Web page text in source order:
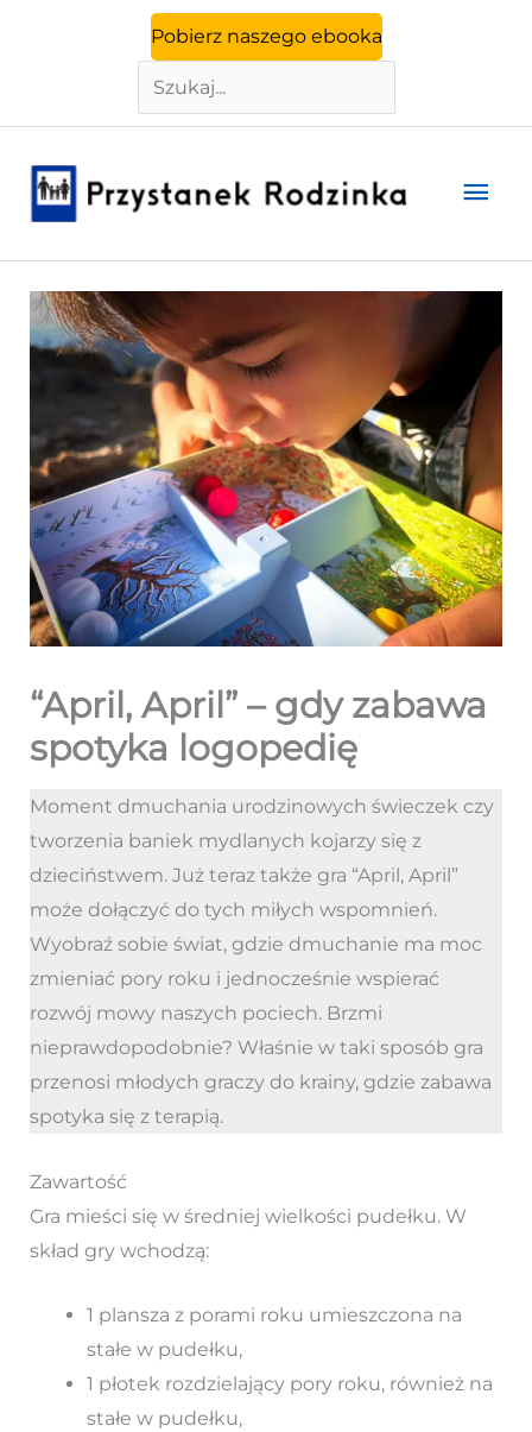
Pobierz naszego ebooka
Szukaj
“April, April” – gdy zabawa
spotyka logopedię
Moment dmuchania urodzinowych świeczek czy
tworzenia baniek mydlanych kojarzy się z
dzieciństwem. Już teraz także gra “April, April”
może dołączyć do tych miłych wspomnień.
Wyobraź sobie świat, gdzie dmuchanie ma moc
zmieniać pory roku i jednocześnie wspierać
rozwój mowy naszych pociech. Brzmi
nieprawdopodobnie? Właśnie w taki sposób gra
przenosi młodych graczy do krainy, gdzie zabawa
spotyka się z terapią.
Zawartość
Gra mieści się w średniej wielkości pudełku. W
skład gry wchodzą:
1 plansza z porami roku umieszczona na
stałe w pudełku,
1 płotek rozdzielający pory roku, również na
stałe w pudełku,